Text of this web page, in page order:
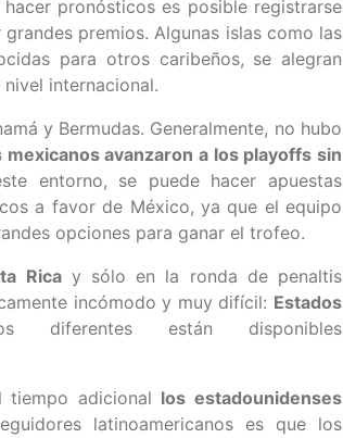
pronósticos es posible registrarse
grandes premios. Algunas islas como las
para otros caribeños, se alegran
internacional.
y Bermudas. Generalmente, no hubo
mexicanos avanzaron a los playoffs sin
entorno, se puede hacer apuestas
a favor de México, ya que el equipo
opciones para ganar el trofeo.
Ricay sólo en la ronda de penaltis
incómodo y muy difícil: Estados
están disponibles
adicional los estadounidenses
latinoamericanos es que los